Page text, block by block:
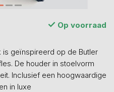
Op voorraad
is geïnspireerd op de Butler
De houder in stoelvorm
Inclusief een hoogwaardige
in luxe